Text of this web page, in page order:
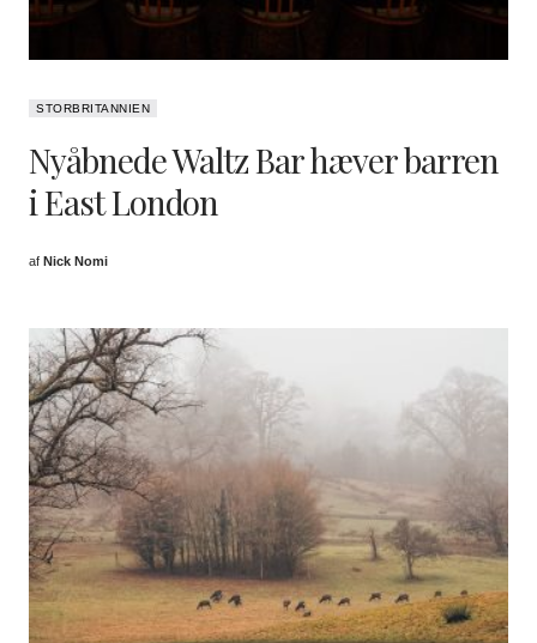
STORBRITANNIEN
Nyåbnede Waltz Bar hæver barren
i East London
af Nick Nomi